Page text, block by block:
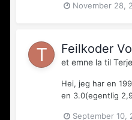
November 28,
Feilkoder
et emne la til
Hei, jeg har en
en 3.0(egentlig
September 10,